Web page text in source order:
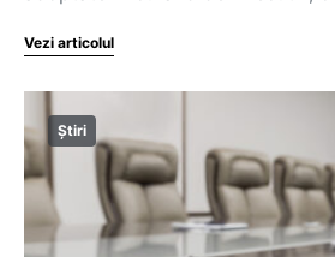
Vezi articolul
Știri